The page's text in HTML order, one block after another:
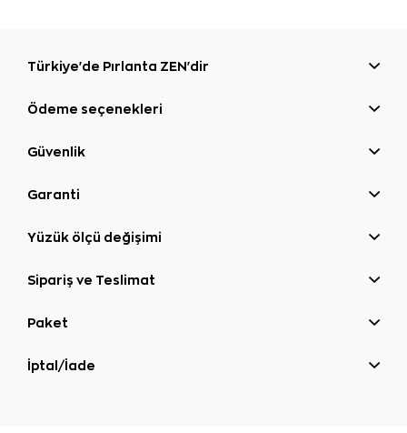
Türkiye'de Pırlanta ZEN'dir
Ödeme seçenekleri
Güvenlik
Garanti
Yüzük ölçü değişimi
Sipariş ve Teslimat
Paket
İptal/İade